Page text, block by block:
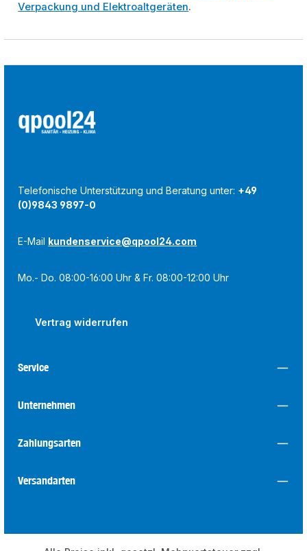
Verpackung und Elektroaltgeräten.
Telefonische Unterstützung und Beratung unter: +49
(0)9843 9897-0
E-Mail kundenservice@qpool24.com
Mo.- Do. 08:00-16:00 Uhr & Fr. 08:00-12:00 Uhr
Vertrag widerrufen
Service
Unternehmen
Zahlungsarten
Versandarten